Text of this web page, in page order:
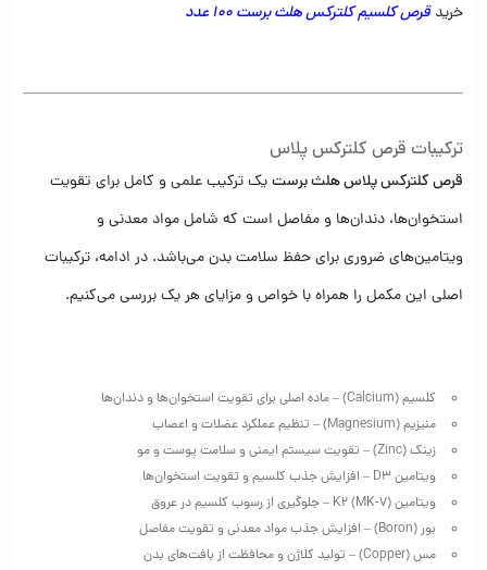
خریدقرص کلسیم کلترکس هلث برست 100 عدد
ترکیبات قرص کلترکس پلاس
قرص کلترکس پلاس هلث برستیک ترکیب علمی و کامل برای تقویت
استخوان‌ها، دندان‌ها و مفاصل است که شامل مواد معدنی و
ویتامین‌های ضروری برای حفظ سلامت بدن می‌باشد. در ادامه، ترکیبات
اصلی این مکمل را همراه با خواص و مزایای هر یک بررسی می‌کنیم.
کلسیم (Calcium) – ماده اصلی برای تقویت استخوان‌ها و دندان‌ها
منیزیم (Magnesium) – تنظیم عملکرد عضلات و اعصاب
زینک (Zinc) – تقویت سیستم ایمنی و سلامت پوست و مو
ویتامین D3 – افزایش جذب کلسیم و تقویت استخوان‌ها
ویتامین K2 (MK-7) – جلوگیری از رسوب کلسیم در عروق
بور (Boron) – افزایش جذب مواد معدنی و تقویت مفاصل
مس (Copper) – تولید کلاژن و محافظت از بافت‌های بدن